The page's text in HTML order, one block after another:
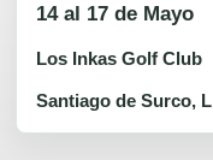
14 al 17 de Mayo
Los Inkas Golf Club
Santiago de Surco,